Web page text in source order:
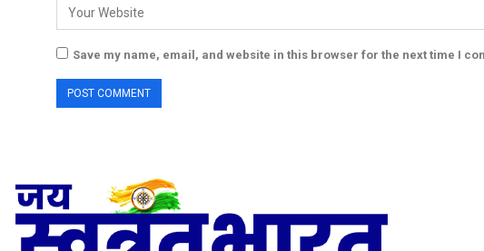
Save my name, email, and website in this browser for the next time I